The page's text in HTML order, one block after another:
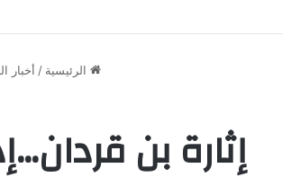
الرئيسية / أخبار
إثارة بن